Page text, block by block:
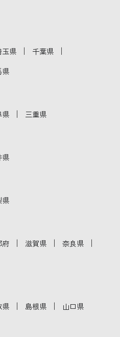
玉県 ｜ 千葉県 ｜
県
県 ｜ 三重県
県
県
府 ｜ 滋賀県 ｜ 奈良県 ｜
県 ｜ 島根県 ｜ 山口県